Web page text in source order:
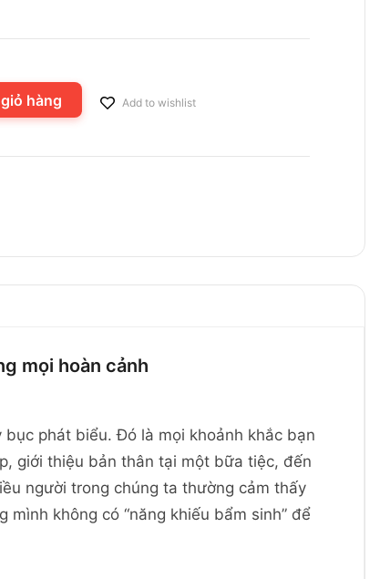
hàng Add to wishlist
mọi hoàn cảnh
phát biểu. Đó là mọi khoảnh khắc bạn
giới thiệu bản thân tại một bữa tiệc, đến
người trong chúng ta thường cảm thấy
không có “năng khiếu bẩm sinh” để